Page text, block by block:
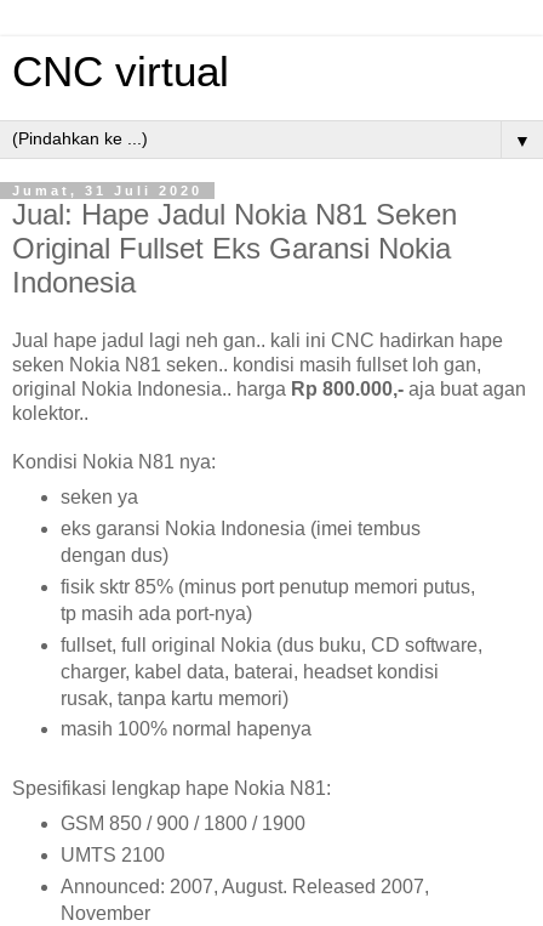
CNC virtual
▼
Jumat, 31 Juli 2020
Jual: Hape Jadul Nokia N81 Seken
Original Fullset Eks Garansi Nokia
Indonesia
Jual hape jadul lagi neh gan.. kali ini CNC hadirkan hape
seken Nokia N81 seken.. kondisi masih fullset loh gan,
original Nokia Indonesia.. harga Rp 800.000,- aja buat agan
kolektor..
Kondisi Nokia N81 nya:
seken ya
eks garansi Nokia Indonesia (imei tembus
dengan dus)
fisik sktr 85% (minus port penutup memori putus,
tp masih ada port-nya)
fullset, full original Nokia (dus buku, CD software,
charger, kabel data, baterai, headset kondisi
rusak, tanpa kartu memori)
masih 100% normal hapenya
Spesifikasi lengkap hape Nokia N81:
GSM 850 / 900 / 1800 / 1900
UMTS 2100
Announced: 2007, August. Released 2007,
November